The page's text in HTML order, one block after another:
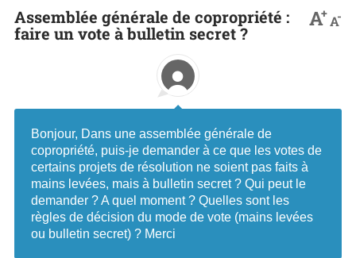
Assemblée générale de copropriété :
faire un vote à bulletin secret ?
A+A-
Bonjour, Dans une assemblée générale de
copropriété, puis-je demander à ce que les votes de
certains projets de résolution ne soient pas faits à
mains levées, mais à bulletin secret ? Qui peut le
demander ? A quel moment ? Quelles sont les
règles de décision du mode de vote (mains levées
ou bulletin secret) ? Merci